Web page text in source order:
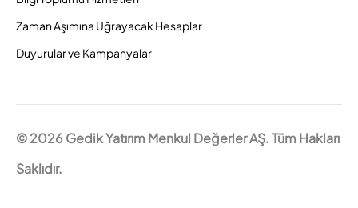
Zaman Aşımına Uğrayacak Hesaplar
Duyurular ve Kampanyalar
© 2026 Gedik Yatırım Menkul Değerler AŞ. Tüm Hakları
Saklıdır.